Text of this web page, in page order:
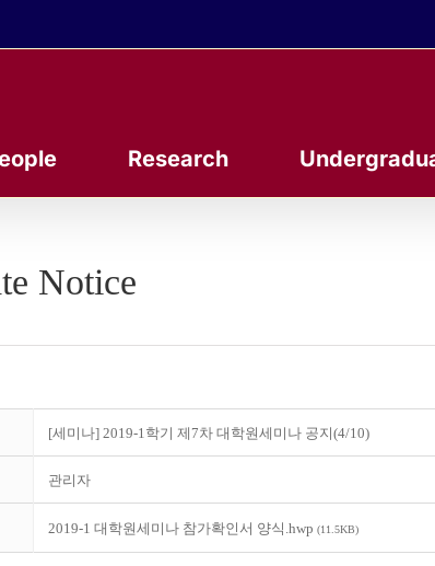
Research
Notice
[세미나] 2019-1학기 제7차 대학원세미나 공지(4/10)
관리자
2019-1 대학원세미나 참가확인서 양식.hwp (11.5KB)